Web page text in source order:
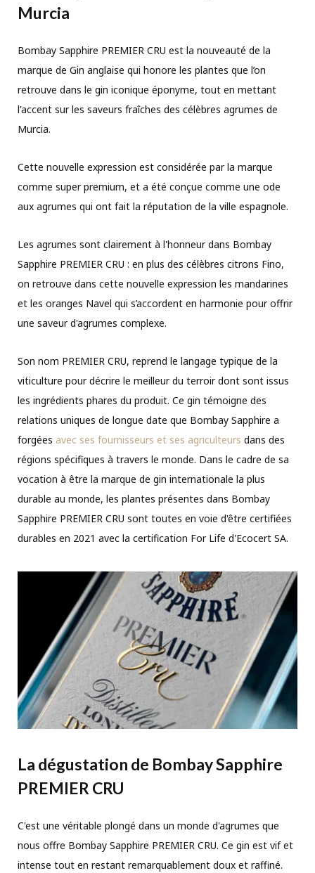
Murcia
Bombay Sapphire PREMIER CRU est la nouveauté de la
marque de Gin anglaise qui honore les plantes que l’on
retrouve dans le gin iconique éponyme, tout en mettant
l'accent sur les saveurs fraîches des célèbres agrumes de
Murcia.
Cette nouvelle expression est considérée par la marque
comme super premium, et a été conçue comme une ode
aux agrumes qui ont fait la réputation de la ville espagnole.
Les agrumes sont clairement à l'honneur dans Bombay
Sapphire PREMIER CRU : en plus des célèbres citrons Fino,
on retrouve dans cette nouvelle expression les mandarines
et les oranges Navel qui s’accordent en harmonie pour offrir
une saveur d'agrumes complexe.
Son nom PREMIER CRU, reprend le langage typique de la
viticulture pour décrire le meilleur du terroir dont sont issus
les ingrédients phares du produit. Ce gin témoigne des
relations uniques de longue date que Bombay Sapphire a
forgées avec ses fournisseurs et ses agriculteurs dans des
régions spécifiques à travers le monde. Dans le cadre de sa
vocation à être la marque de gin internationale la plus
durable au monde, les plantes présentes dans Bombay
Sapphire PREMIER CRU sont toutes en voie d'être certifiées
durables en 2021 avec la certification For Life d'Ecocert SA.
La dégustation de Bombay Sapphire
PREMIER CRU
C'est une véritable plongé dans un monde d'agrumes que
nous offre Bombay Sapphire PREMIER CRU. Ce gin est vif et
intense tout en restant remarquablement doux et raffiné.